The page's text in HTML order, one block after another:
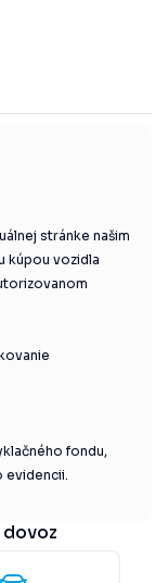
stránke našim
kúpou vozidla
fondu,
evidencii.